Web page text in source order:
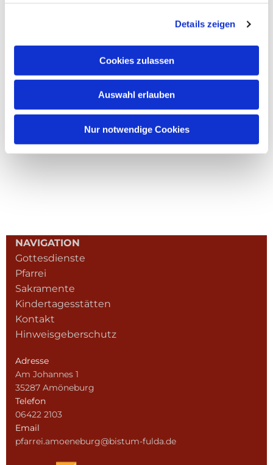
Details zeigen
Cookies zulassen
Auswahl erlauben
Nur notwendige Cookies
NAVIGATION
Gottesdienste
Pfarrei
Sakramente
Kindertagesstätten
Kontakt
Hinweisgeberschutz
Adresse
Am Johannes 1
35287 Amöneburg
Telefon
06422 2103
Email
pfarrei.amoeneburg@bistum-fulda.de